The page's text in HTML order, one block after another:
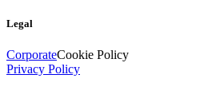
Legal
CorporateCookie Policy
Privacy Policy